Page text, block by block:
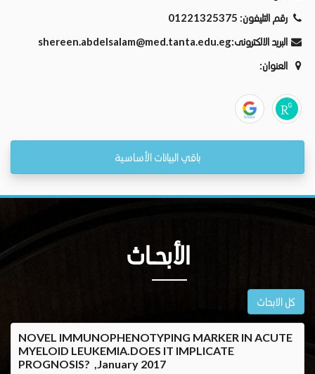
رقم التليفون: 01221325375
البريد الالكترونى:shereen.abdelsalam@med.tanta.edu.eg
العنوان:
باقي البيانات الأساسية
الأبحــاث
كل الابحاث
NOVEL IMMUNOPHENOTYPING MARKER IN ACUTE
MYELOID LEUKEMIA.DOES IT IMPLICATE
PROGNOSIS? ,January 2017